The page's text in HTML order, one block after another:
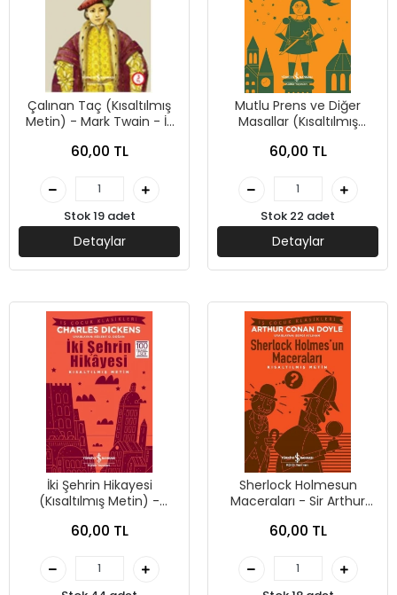
Çalınan Taç (Kısaltılmış
Metin) - Mark Twain - İş
60,00 TL
Stok 19 adet
Detaylar
Mutlu Prens ve Diğer
Masallar (Kısaltılmış
Bankası Kültür Yayınları
60,00 TL
Stok 22 adet
Detaylar
İki Şehrin Hikayesi
(Kısaltılmış Metin) -
Bankası Kültür Yayınları
60,00 TL
Sherlock Holmesun
Maceraları - Sir Arthur
Kültür Yayınları
60,00 TL